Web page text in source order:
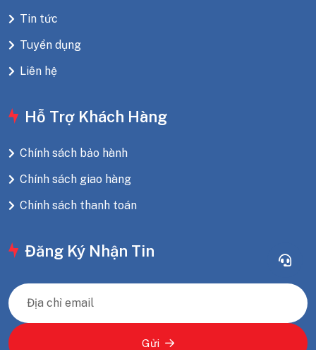
Tin tức
Tuyển dụng
Liên hệ
Hỗ Trợ Khách Hàng
Chính sách bảo hành
Chính sách giao hàng
Chính sách thanh toán
Đăng Ký Nhận Tin
Gửi